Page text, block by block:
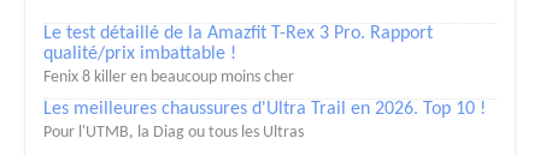
Le test détaillé de la Amazfit T-Rex 3 Pro. Rapport
qualité/prix imbattable !
Fenix 8 killer en beaucoup moins cher
Les meilleures chaussures d'Ultra Trail en 2026. Top 10 !
Pour l'UTMB, la Diag ou tous les Ultras